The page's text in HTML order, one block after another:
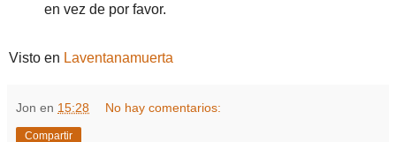
en vez de por favor.
Visto en Laventanamuerta
Jon en 15:28 No hay comentarios:
Compartir